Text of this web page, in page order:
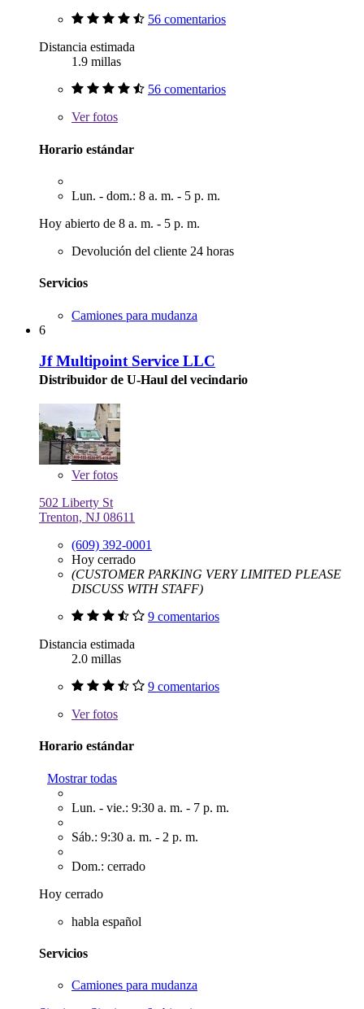
56 comentarios
Distancia estimada
1.9 millas
56 comentarios
Verfotos
Horario estándar
Lun. - dom.: 8 a. m. - 5 p. m.
Hoy abierto de 8 a. m. - 5 p. m.
Devolución del cliente 24 horas
Servicios
Camiones para mudanza
6
Jf Multipoint Service LLC
Distribuidor de U-Haul del vecindario
Verfotos
502 Liberty St
Trenton, NJ 08611
(609) 392-0001
Hoy cerrado
(CUSTOMER PARKING VERY LIMITED PLEASE
DISCUSS WITH STAFF)
9 comentarios
Distancia estimada
2.0 millas
9 comentarios
Verfotos
Horario estándar
Mostrar todas
Lun. - vie.: 9:30 a. m. - 7 p. m.
Sáb.: 9:30 a. m. - 2 p. m.
Dom.: cerrado
Hoy cerrado
habla español
Servicios
Camiones para mudanza